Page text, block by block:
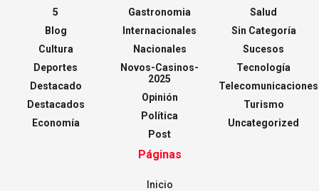
5
Blog
Cultura
Deportes
Destacado
Destacados
Economía
Gastronomia
Internacionales
Nacionales
Novos-Casinos-
2025
Opinión
Política
Post
Salud
Sin Categoría
Sucesos
Tecnología
Telecomunicaciones
Turismo
Uncategorized
Páginas
Inicio